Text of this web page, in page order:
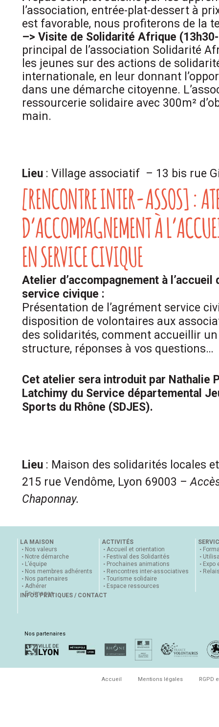
l’association, entrée-plat-dessert à
est favorable, nous profiterons de la
–> Visite de Solidarité Afrique
principal de l’association Solidarité
les jeunes sur des actions de
internationale, en leur donnant
dans une démarche citoyenne.
ressourcerie solidaire avec 300m²
main.
Lieu : Village associatif – 13 bis rue
[RENCONTRE INTER-ASSOS] :
D’ACCOMPAGNEMENT À
EN SERVICE CIVIQUE
Atelier d’accompagnement à l’accueil
service civique :
Présentation de l’agrément service
disposition de volontaires aux
des solidarités, comment accueillir
structure, réponses à vos questions…
Cet atelier sera introduit par Nathalie
Latchimy du Service départemental
Sports du Rhône (SDJES).
Lieu : Maison des solidarités locales
215 rue Vendôme, Lyon 69003 –
Chaponnay.
LA MAISON
Nos valeurs
Notre démarche
L’équipe
Nos membres adhérents
Nos partenaires
Adhérer
En images
ACTIVITÉS
Accueil et orientation
Festival des Solidarités
Prochaines animations
Rencontres inter-associatives
Tourisme solidaire
Espace ressources
Expo
INFOS PRATIQUES / CONTACT
Nos partenaires
Accueil Mentions légales RGPD